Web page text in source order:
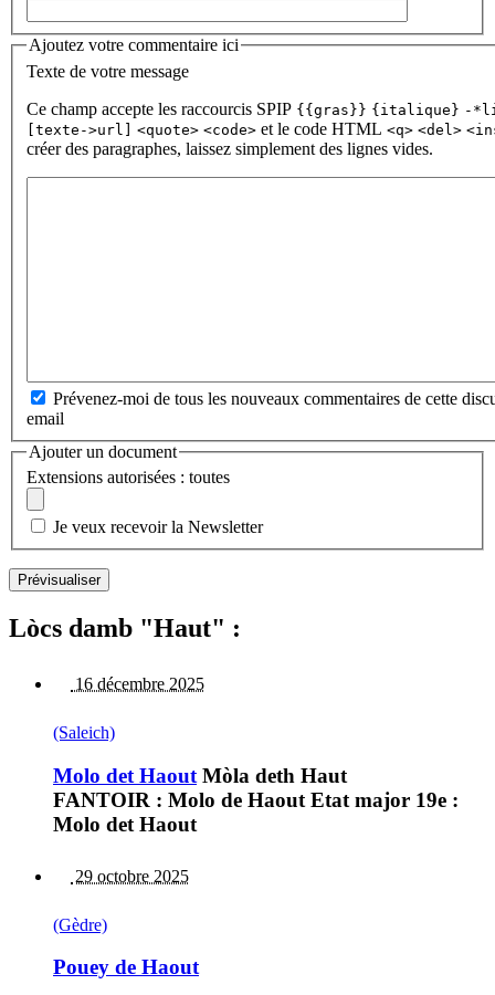
Ajoutez votre commentaire ici
Texte de votre message
Ce champ accepte les raccourcis SPIP {{gras}} {italique} -
[texte->url] <quote> <code> et le code HTML <q> <del>
créer des paragraphes, laissez simplement des lignes vides.
Prévenez-moi de tous les nouveaux commentaires de cette
email
Ajouter un document
Extensions autorisées : toutes
Je veux recevoir la Newsletter
Lòcs damb "Haut" :
16 décembre 2025
(Saleich)
Molo det Haout Mòla deth Haut
FANTOIR : Molo de Haout Etat major 19e :
Molo det Haout
29 octobre 2025
(Gèdre)
Pouey de Haout